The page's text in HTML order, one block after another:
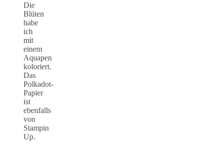
Die
Blüten
habe
ich
mit
einem
Aquapen
koloriert.
Das
Polkadot-
Papier
ist
ebenfalls
von
Stampin
Up.